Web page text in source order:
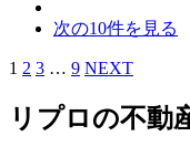
次の10件を見る
1 2 3 … 9 NEXT
リプロの不動